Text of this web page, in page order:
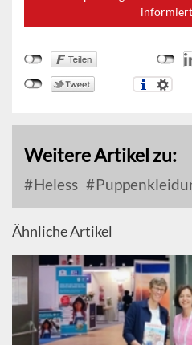
Weitere Artikel zu:
Heless
Ähnliche Artikel